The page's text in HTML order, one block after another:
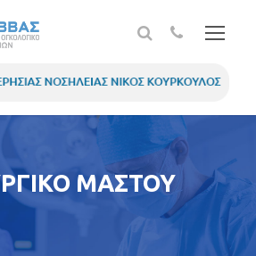
ΜΑΣΤΟΥ